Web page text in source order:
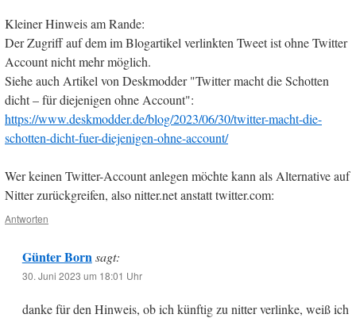
Kleiner Hinweis am Rande:
Der Zugriff auf dem im Blogartikel verlinkten Tweet ist ohne Twitter
Account nicht mehr möglich.
Siehe auch Artikel von Deskmodder "Twitter macht die Schotten
dicht – für diejenigen ohne Account":
https://www.deskmodder.de/blog/2023/06/30/twitter-macht-die-
schotten-dicht-fuer-diejenigen-ohne-account/
Wer keinen Twitter-Account anlegen möchte kann als Alternative auf
Nitter zurückgreifen, also nitter.net anstatt twitter.com:
Antworten
Günter Born sagt:
30. Juni 2023 um 18:01 Uhr
danke für den Hinweis, ob ich künftig zu nitter verlinke, weiß ich